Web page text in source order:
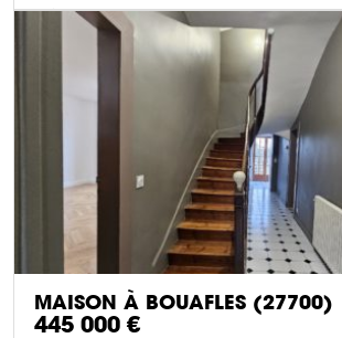
DÉCOUVRIR CE BIEN
MAISON À BOUAFLES (27700)
445 000 €